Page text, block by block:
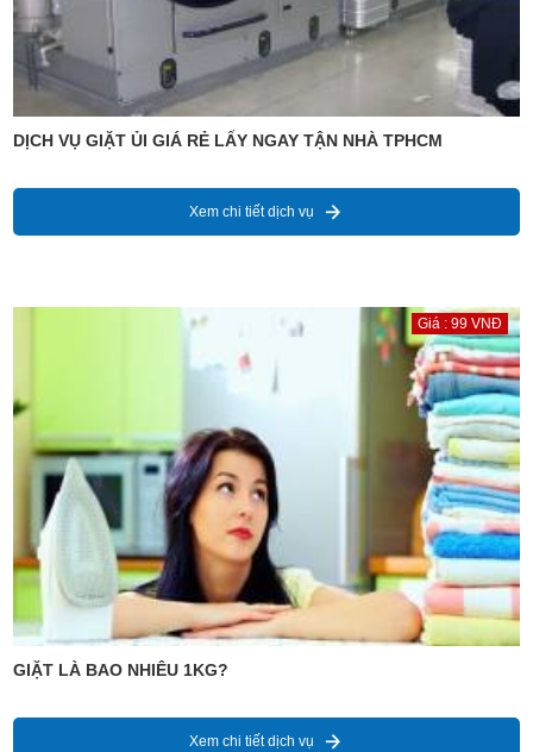
DỊCH VỤ GIẶT ỦI GIÁ RẺ LẤY NGAY TẬN NHÀ TPHCM
Xem chi tiết dịch vụ
Giá : 99 VNĐ
GIẶT LÀ BAO NHIÊU 1KG?
Xem chi tiết dịch vụ